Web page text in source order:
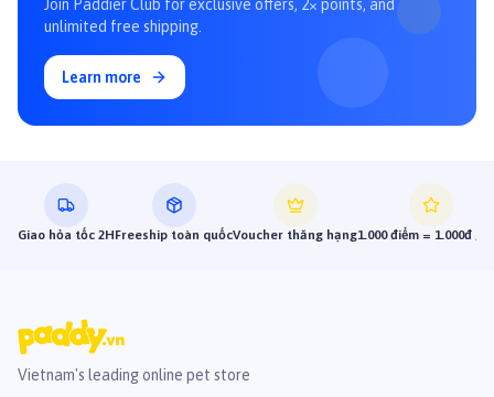
Join Paddier Club for exclusive offers, 2× points, and
unlimited free shipping.
Learn more
Giao hỏa tốc 2HFreeship toàn quốcVoucher thăng hạng1.000 điểm = 1.000đ
Vietnam's leading online pet store